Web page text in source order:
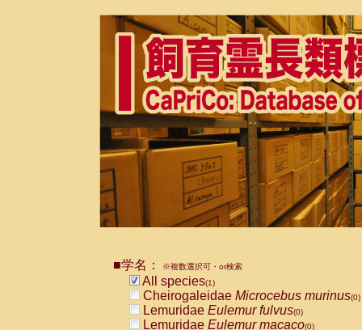
■学名： ※複数選択可・or検索
All species(1)
Cheirogaleidae Microcebus murinus(0)
Lemuridae Eulemur fulvus(0)
Lemuridae Eulemur macaco(0)